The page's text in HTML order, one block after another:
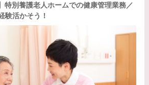
特別養護老人ホームでの健康管理業務／
験活かそう！